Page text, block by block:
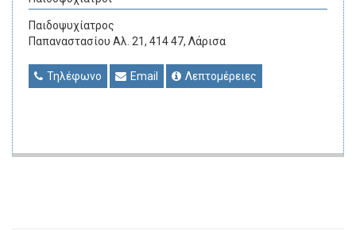
Παιδοψυχίατρος
Παπαναστασίου Αλ. 21, 414 47, Λάρισα
Τηλέφωνο Email Λεπτομέρειες